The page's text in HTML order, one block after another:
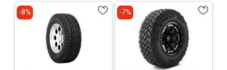
7%-
8%-